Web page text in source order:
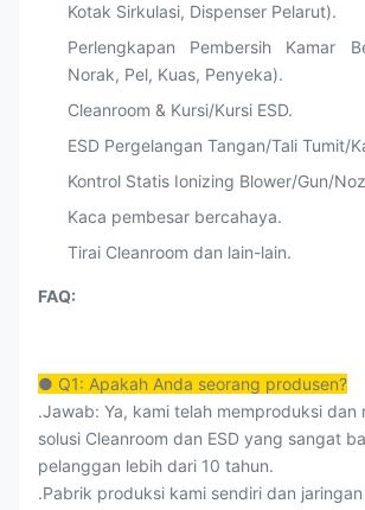
Kotak Sirkulasi, Dispenser Pelarut).
Perlengkapan Pembersih Kamar
Norak, Pel, Kuas, Penyeka).
Cleanroom & Kursi/Kursi ESD.
ESD Pergelangan Tangan/Tali Tumit/
Kontrol Statis Ionizing Blower/Gun/
Kaca pembesar bercahaya.
Tirai Cleanroom dan lain-lain.
FAQ:
● Q1: Apakah Anda seorang produsen?
.Jawab: Ya, kami telah memproduksi dan
solusi Cleanroom dan ESD yang sangat
pelanggan lebih dari 10 tahun.
.Pabrik produksi kami sendiri dan